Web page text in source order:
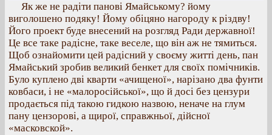
Як же не радіти панові Ямайському? йому
виголошено подяку! Йому обіцяно нагороду к різдву!
Його проект буде внесений на розгляд Ради державної!
Це все таке радісне, таке веселе, що він аж не тямиться.
Щоб ознайомити цей радісний у своєму житті день, пан
Ямайський зробив великий бенкет для своїх помічників.
Було куплено дві кварти «ачищеної», нарізано два фунти
ковбаси, і не «малоросійської», що й досі без цензури
продається під такою гидкою назвою, неначе на глум
пану цензорові, а щирої, справжньої, дійсної
«масковской».